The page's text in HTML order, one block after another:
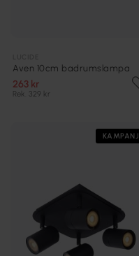
Aven 10cm badrumslampa
263 kr
Rek. 329 kr
KAMPANJ